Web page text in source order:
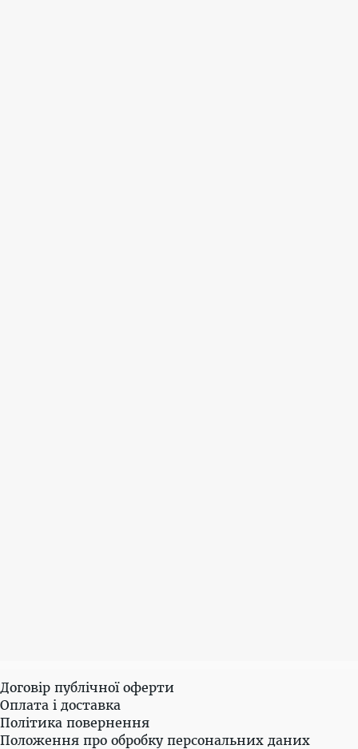
Договір публічної оферти
Оплата і доставка
Політика повернення
Положення про обробку персональних даних